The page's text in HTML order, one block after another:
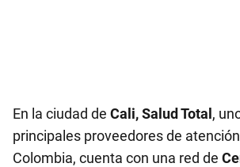
En la ciudad de Cali, Salud Total ,
principales proveedores de
Colombia, cuenta con una red de